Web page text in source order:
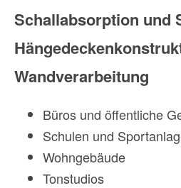
Schallabsorption und
Wandverarbeitung
Büros und öffentliche
Schulen und
Wohngebäude
Tonstudios